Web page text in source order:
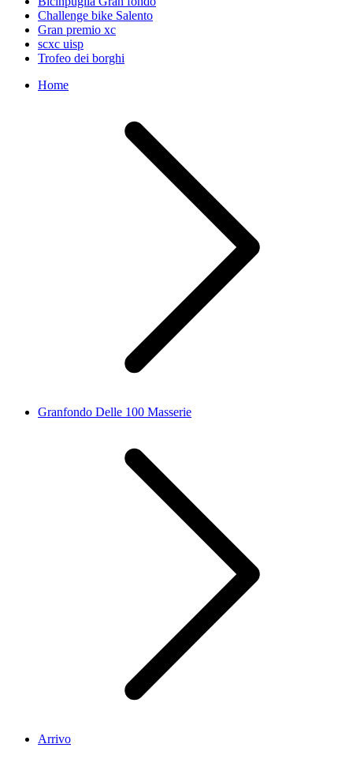
Challenge bike Salento
Gran premio xc
scxc uisp
Trofeo dei borghi
Home
Granfondo Delle 100 Masserie
Arrivo